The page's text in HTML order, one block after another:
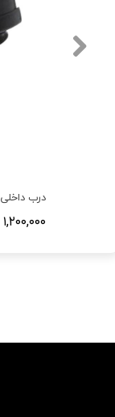
۱,۲۰۰,۰۰۰ تومان